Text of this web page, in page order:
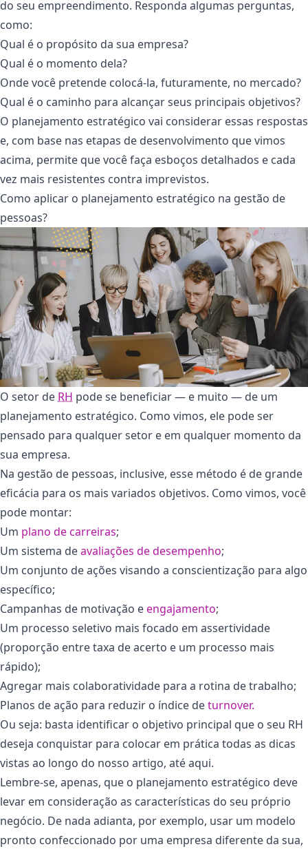
do seu empreendimento. Responda algumas perguntas,
como:
Qual é o propósito da sua empresa?
Qual é o momento dela?
Onde você pretende colocá-la, futuramente, no mercado?
Qual é o caminho para alcançar seus principais objetivos?
O planejamento estratégico vai considerar essas respostas
e, com base nas etapas de desenvolvimento que vimos
acima, permite que você faça esboços detalhados e cada
vez mais resistentes contra imprevistos.
Como aplicar o planejamento estratégico na gestão de
pessoas?
O setor de RH pode se beneficiar — e muito — de um
planejamento estratégico. Como vimos, ele pode ser
pensado para qualquer setor e em qualquer momento da
sua empresa.
Na gestão de pessoas, inclusive, esse método é de grande
eficácia para os mais variados objetivos. Como vimos, você
pode montar:
Um plano de carreiras;
Um sistema deavaliações de desempenho;
Um conjunto de ações visando a conscientização para algo
específico;
Campanhas de motivação eengajamento;
Um processo seletivo mais focado em assertividade
(proporção entre taxa de acerto e um processo mais
rápido);
Agregar mais colaboratividade para a rotina de trabalho;
Planos de ação para reduzir o índice deturnover.
Ou seja: basta identificar o objetivo principal que o seu RH
deseja conquistar para colocar em prática todas as dicas
vistas ao longo do nosso artigo, até aqui.
Lembre-se, apenas, que o planejamento estratégico deve
levar em consideração as características do seu próprio
negócio. De nada adianta, por exemplo, usar um modelo
pronto confeccionado por uma empresa diferente da sua,